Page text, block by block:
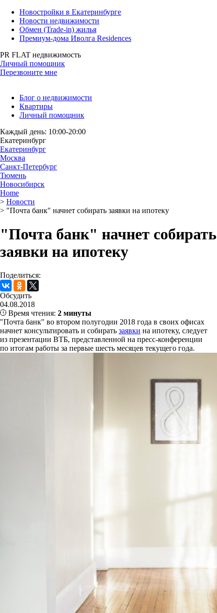
Новостройки в Екатеринбурге
Новости недвижимости
Обмен (Trade-in) жилья
Премиум-дома Иволга Residences
PR FLAT недвижимость
Личный помощник
Перезвоните мне
Блог о недвижимости
Квартиры
Личный помощник
Каждый день: 10:00-20:00
Екатеринбург
Екатеринбург
Москва
Санкт-Петербург
Тюмень
Новосибирск
Home
> Новости
> "Почта банк" начнет собирать заявки на ипотеку
"Почта банк" начнет собирать
заявки на ипотеку
Поделиться:
Обсудить
04.08.2018
Время чтения: 2 минуты
"Почта банк" во втором полугодии 2018 года в своих офисах
начнет консультировать и собирать заявки на ипотеку, следует
из презентации ВТБ, представленной на пресс-конференции
по итогам работы за первые шесть месяцев текущего года.